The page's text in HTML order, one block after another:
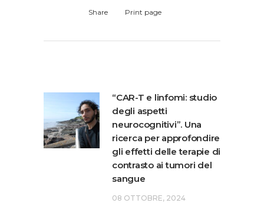
Share Print page
“CAR-T e linfomi: studio
degli aspetti
neurocognitivi”. Una
ricerca per approfondire
gli effetti delle terapie di
contrasto ai tumori del
sangue
08 OTTOBRE, 2024